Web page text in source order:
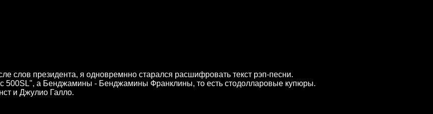
слов президента, я одновремнно старался расшифровать текст рэп-песни.
500SL", а Бенджамины - Бенджамины Франклины, то есть стодолларовые купюры.
и Джулио Галло.